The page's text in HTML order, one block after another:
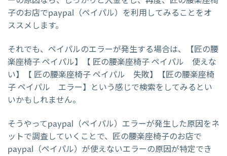
子のお店でpaypal（ペイパル）を利用してみることをオ
ススメします。
それでも、ペイパルのエラーが発生する場合は、【匠の腰
楽座椅子 ペイパル】【 匠の腰楽座椅子 ペイパル 使えな
い】【 匠の腰楽座椅子 ペイパル 失敗】【匠の腰楽座椅
子 ペイパル エラー】という感じで検索をしてみるとい
いかもしれません。
そうやってpaypal（ペイパル）エラーが発生した原因をネ
ットで調査していくことで、匠の腰楽座椅子のお店で
paypal（ペイパル）が使えないエラーの原因が特定でき